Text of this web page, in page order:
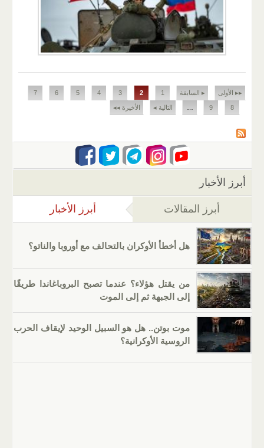
الصفحات
▸▸ الأولى ▸ السابقة 1
2
3
4
5
6
7
8
9 التالية ◂ الأخيرة ◂◂
أبرز الأخبار
أبرز المقالات أبرز الأخبار
هل أخطأ الأوكران بالتحالف مع أوروبا والناتو؟
من يقتل هؤلاء؟ عندما تصبح البروباغاندا طريقًا
إلى الجبهة ثم إلى الموت
موت بوتن.. هل هو السبيل الوحيد لإيقاف الحرب
الروسية الأوكرانية؟